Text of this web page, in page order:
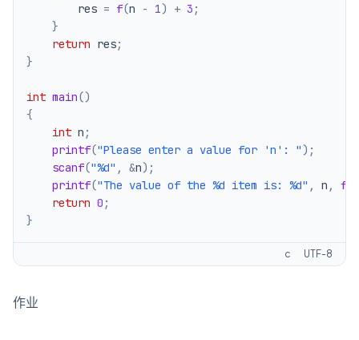
        res
= f(n - 1) + 3 ;
}
return res;
}
int main()
{
int n ;
printf("Please enter a value for 'n': ") ;
scanf("%d" , &n) ;
printf("The value of the %d item is: %d" , n , f
return 0 ;
}
c UTF-8
作业